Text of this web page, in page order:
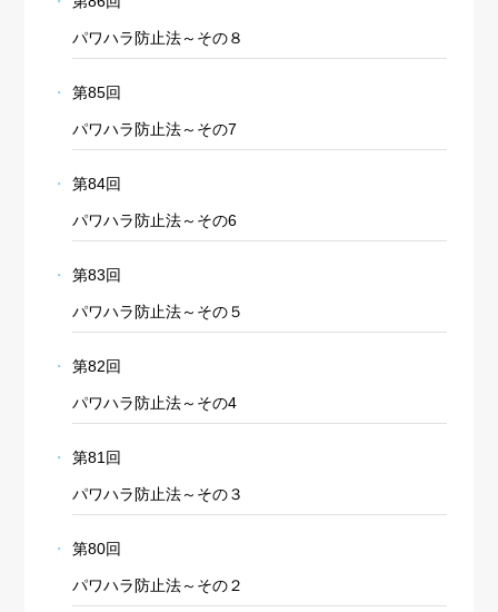
パワハラ防止法～その８
第85回
パワハラ防止法～その7
第84回
パワハラ防止法～その6
第83回
パワハラ防止法～その５
第82回
パワハラ防止法～その4
第81回
パワハラ防止法～その３
第80回
パワハラ防止法～その２